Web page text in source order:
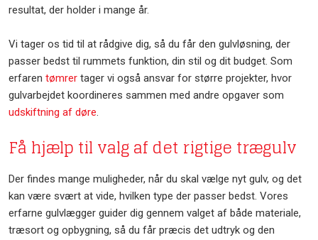
resultat, der holder i mange år.
Vi tager os tid til at rådgive dig, så du får den gulvløsning, der
passer bedst til rummets funktion, din stil og dit budget. Som
erfaren tømrertager vi også ansvar for større projekter, hvor
gulvarbejdet koordineres sammen med andre opgaver som
udskiftning af døre.
Få hjælp til valg af det rigtige trægulv
Der findes mange muligheder, når du skal vælge nyt gulv, og det
kan være svært at vide, hvilken type der passer bedst. Vores
erfarne gulvlægger guider dig gennem valget af både materiale,
træsort og opbygning, så du får præcis det udtryk og den